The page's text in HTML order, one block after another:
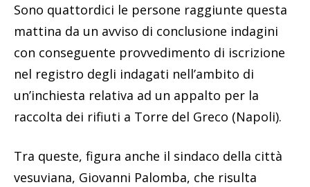
Sono quattordici le persone raggiunte questa
mattina da un avviso di conclusione indagini
con conseguente provvedimento di iscrizione
nel registro degli indagati nell’ambito di
un’inchiesta relativa ad un appalto per la
raccolta dei rifiuti a Torre del Greco (Napoli).
Tra queste, figura anche il sindaco della città
vesuviana, Giovanni Palomba, che risulta